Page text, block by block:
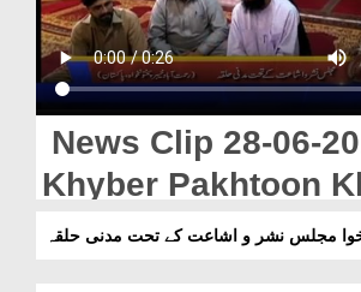
Blog
Magazine
Departments
Our Websites
More
News Clip 28-06-
Khyber Pakhtoon
Majlis Nashr O
مجلس نشر و اشاعت کے تحت مدنی حلقہ